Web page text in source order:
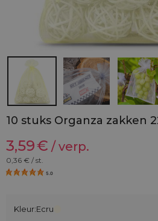
10 stuks Organza zakken
3,59€ / verp.
0,36 € / st.
5.0
Kleur:Ecru